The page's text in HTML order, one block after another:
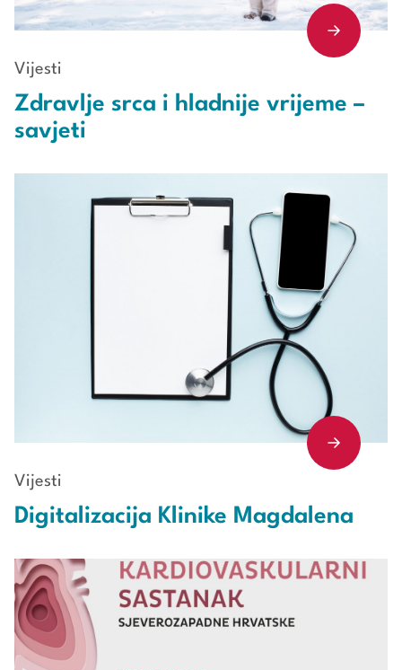
Vijesti
Zdravlje srca i hladnije vrijeme –
savjeti
Vijesti
Digitalizacija Klinike Magdalena